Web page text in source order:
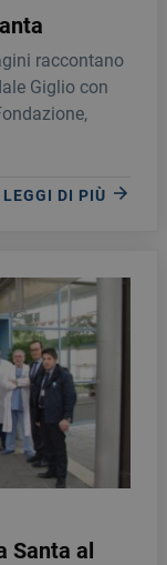
raccontano
Giglio con
LEGGI DI PIÙ
Santa al